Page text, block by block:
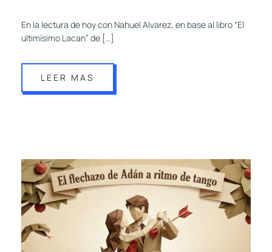
En la lectura de hoy con Nahuel Alvarez, en base al libro “El
ultimísimo Lacan” de […]
LEER MAS